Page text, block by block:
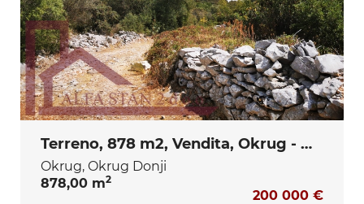
Terreno, 878 m2, Vendita, Okrug - Okrug Donji
Okrug, Okrug Donji
878,00 m2
200 000 €